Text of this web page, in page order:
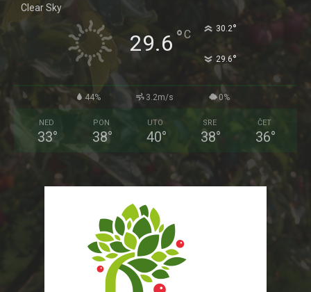
Clear Sky
29.6 °C 30.2°
29.6°
44% 3.2m/s 0%
NED
33°
PON
38°
UTO
40°
SRE
38°
ČET
36°